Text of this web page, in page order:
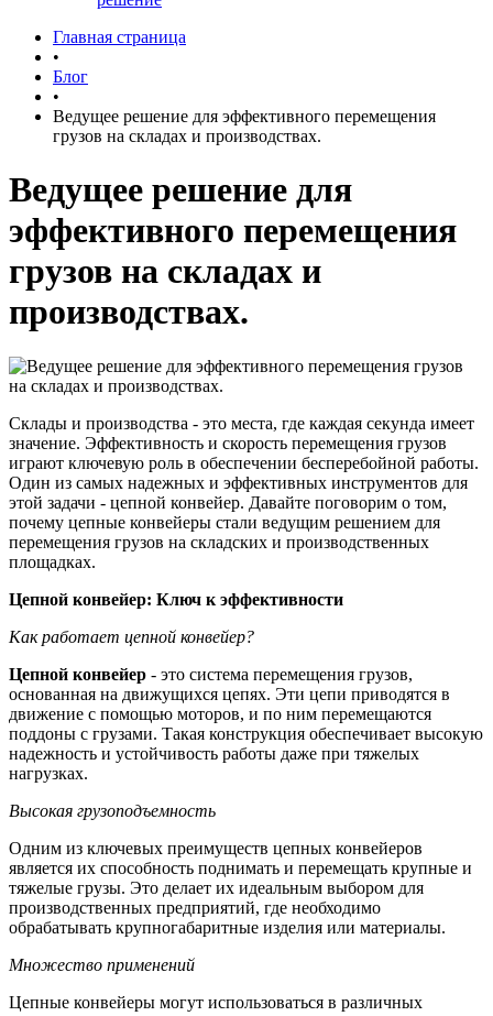
Главная страница
•
Блог
•
Ведущее решение для эффективного перемещения
грузов на складах и производствах.
Ведущее решение для
эффективного перемещения
грузов на складах и
производствах.
Склады и производства - это места, где каждая секунда имеет
значение. Эффективность и скорость перемещения грузов
играют ключевую роль в обеспечении бесперебойной работы.
Один из самых надежных и эффективных инструментов для
этой задачи - цепной конвейер. Давайте поговорим о том,
почему цепные конвейеры стали ведущим решением для
перемещения грузов на складских и производственных
площадках.
Цепной конвейер: Ключ к эффективности
Как работает цепной конвейер?
Цепной конвейер - это система перемещения грузов,
основанная на движущихся цепях. Эти цепи приводятся в
движение с помощью моторов, и по ним перемещаются
поддоны с грузами. Такая конструкция обеспечивает высокую
надежность и устойчивость работы даже при тяжелых
нагрузках.
Высокая грузоподъемность
Одним из ключевых преимуществ цепных конвейеров
является их способность поднимать и перемещать крупные и
тяжелые грузы. Это делает их идеальным выбором для
производственных предприятий, где необходимо
обрабатывать крупногабаритные изделия или материалы.
Множество применений
Цепные конвейеры могут использоваться в различных